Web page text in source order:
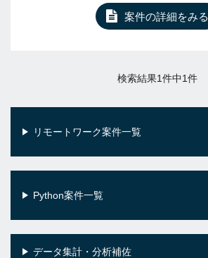
案件の詳細をみる
検索結果1件中1件
リモートワーク案件一覧
Python案件一覧
データ集計・分析補佐